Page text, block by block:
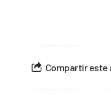
Compartir este